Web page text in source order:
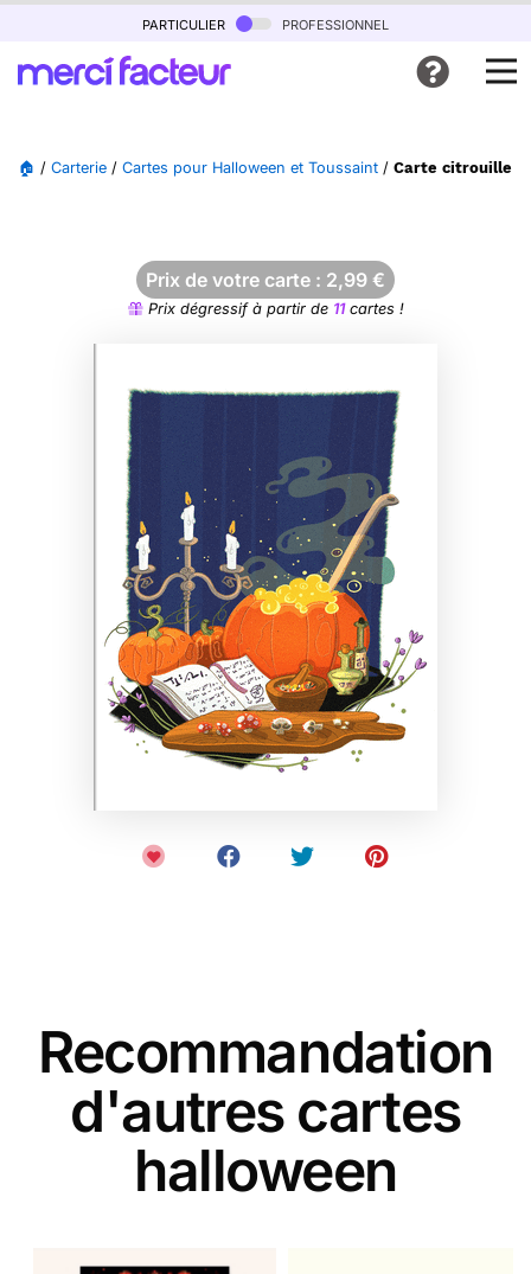
particulier professionnel
🏠 / Carterie / Cartes pour Halloween et Toussaint / Carte citrouille
Prix de votre carte : 2,99 €
Prix dégressif à partir de 11cartes !
Recommandation
d'autres cartes
halloween